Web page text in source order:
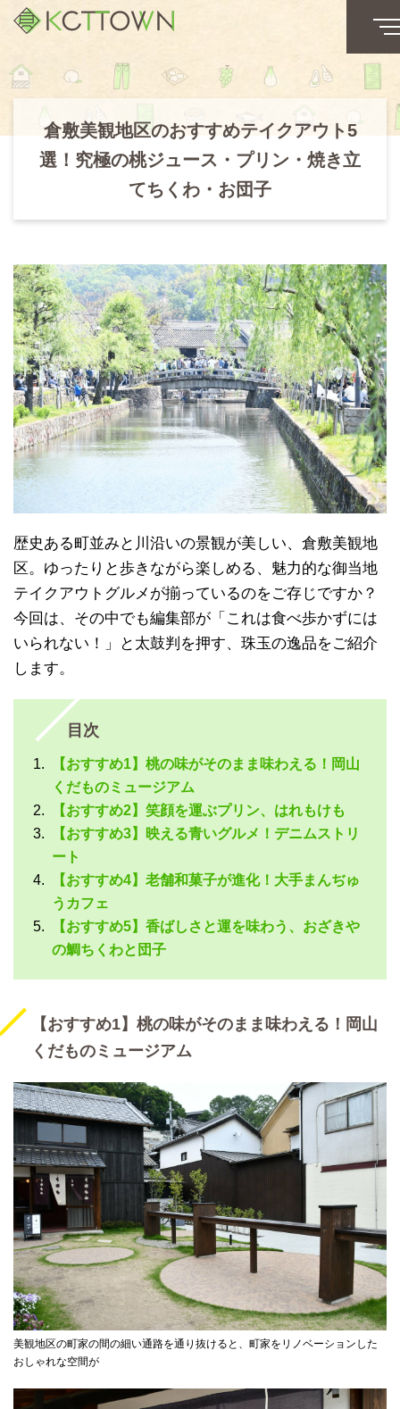
倉敷美観地区のおすすめテイクアウト5
選！究極の桃ジュース・プリン・焼き立
てちくわ・お団子
歴史ある町並みと川沿いの景観が美しい、倉敷美観地
区。ゆったりと歩きながら楽しめる、魅力的な御当地
テイクアウトグルメが揃っているのをご存じですか？
今回は、その中でも編集部が「これは食べ歩かずには
いられない！」と太鼓判を押す、珠玉の逸品をご紹介
します。
目次
【おすすめ1】桃の味がそのまま味わえる！岡山
くだものミュージアム
【おすすめ2】笑顔を運ぶプリン、はれもけも
【おすすめ3】映える青いグルメ！デニムストリ
ート
【おすすめ4】老舗和菓子が進化！大手まんぢゅ
うカフェ
【おすすめ5】香ばしさと運を味わう、おざきや
の鯛ちくわと団子
【おすすめ1】桃の味がそのまま味わえる！岡山
くだものミュージアム
美観地区の町家の間の細い通路を通り抜けると、町家をリノベーションした
おしゃれな空間が